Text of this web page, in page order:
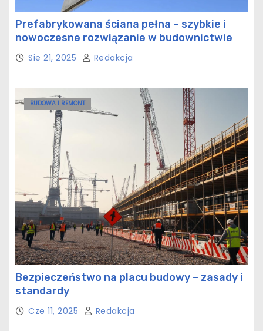
Prefabrykowana ściana pełna – szybkie i
nowoczesne rozwiązanie w budownictwie
Sie 21, 2025 Redakcja
BUDOWA I REMONT
Bezpieczeństwo na placu budowy – zasady i
standardy
Cze 11, 2025 Redakcja